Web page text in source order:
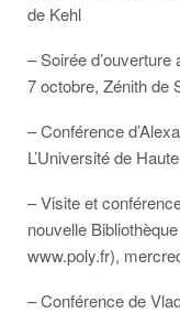
de Kehl
– Soirée
7 octobre, Zénith de
– Conférence
L’Université de
– Visite et
nouvelle
www.poly.fr),
– Conférence de